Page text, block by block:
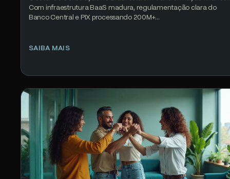
Com infraestrutura BaaS madura, regulamentação clara do
Banco Central e PIX processando 200M+…
SAIBA MAIS